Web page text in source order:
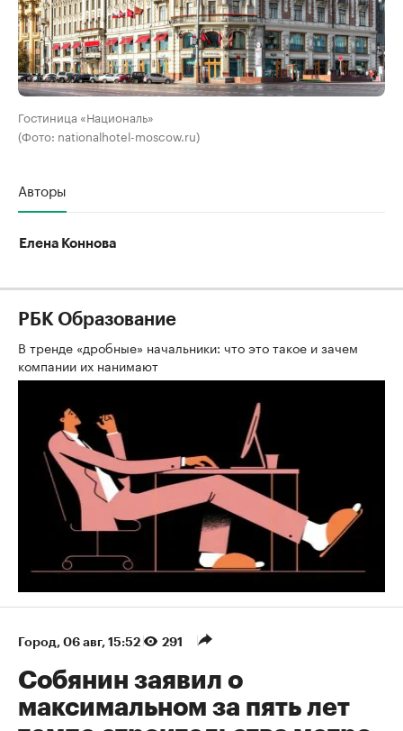
Гостиница «Националь»
(Фото: nationalhotel-moscow.ru)
Авторы
Елена Коннова
РБК Образование
В тренде «дробные» начальники: что это такое и зачем
компании их нанимают
Город⁠, 06 авг, 15:52 291
Собянин заявил о
максимальном за пять лет